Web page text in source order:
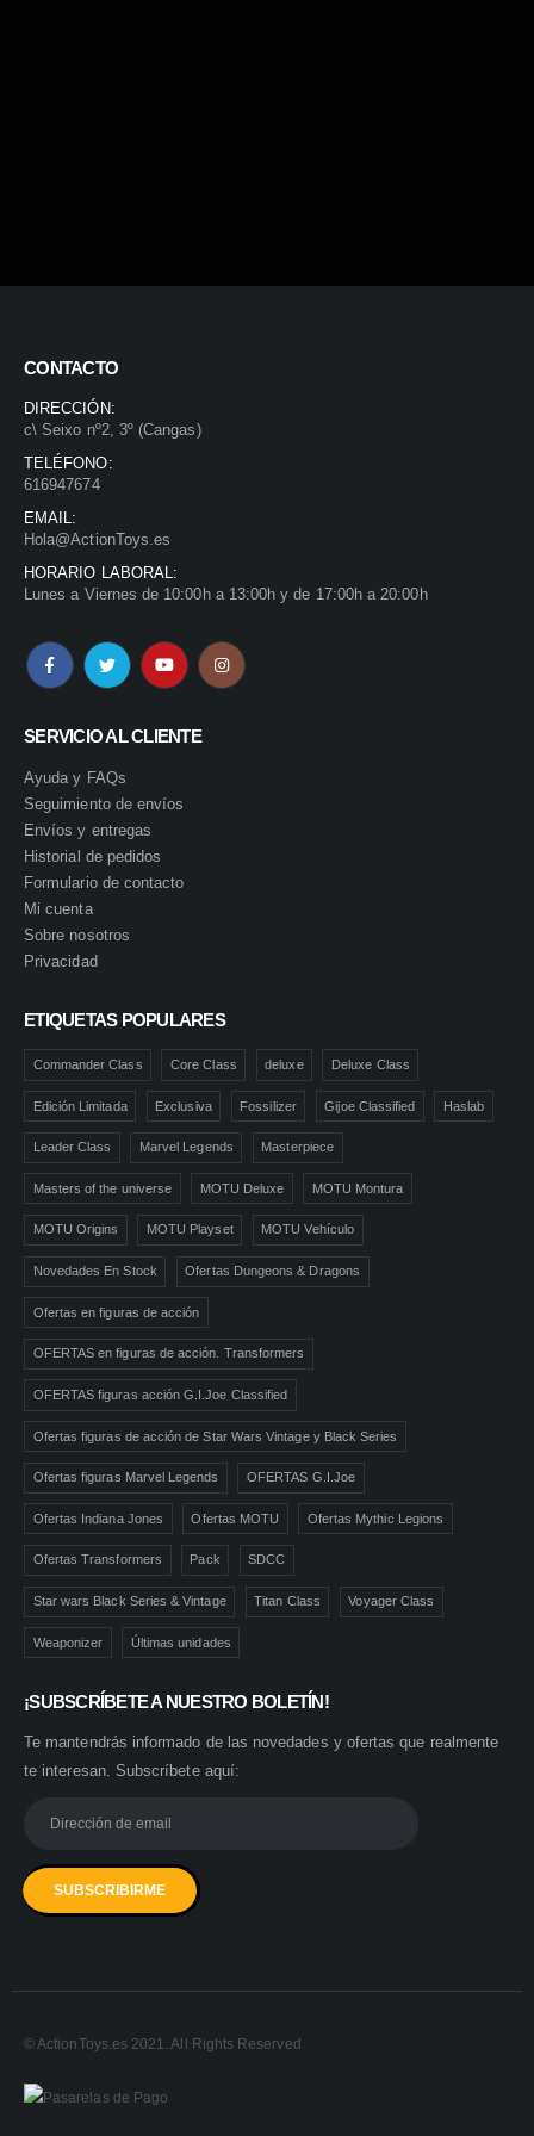
CONTACTO
DIRECCIÓN:
c\ Seixo nº2, 3º (Cangas)
TELÉFONO:
616947674
EMAIL:
Hola@ActionToys.es
HORARIO LABORAL:
Lunes a Viernes de 10:00h a 13:00h y de 17:00h a 20:00h
SERVICIO AL CLIENTE
Ayuda y FAQs
Seguimiento de envíos
Envíos y entregas
Historial de pedidos
Formulario de contacto
Mi cuenta
Sobre nosotros
Privacidad
ETIQUETAS POPULARES
Commander Class Core Class deluxe Deluxe Class
Edición Limitada Exclusiva Fossilizer Gijoe Classified Haslab
Leader Class Marvel Legends Masterpiece
Masters of the universe MOTU Deluxe MOTU Montura
MOTU Origins MOTU Playset MOTU Vehículo
Novedades En Stock Ofertas Dungeons & Dragons
Ofertas en figuras de acción
OFERTAS en figuras de acción. Transformers
OFERTAS figuras acción G.I.Joe Classified
Ofertas figuras de acción de Star Wars Vintage y Black Series
Ofertas figuras Marvel Legends OFERTAS G.I.Joe
Ofertas Indiana Jones Ofertas MOTU Ofertas Mythic Legions
Ofertas Transformers Pack SDCC
Star wars Black Series & Vintage Titan Class Voyager Class
Weaponizer Últimas unidades
¡SUBSCRÍBETE A NUESTRO BOLETÍN!
Te mantendrás informado de las novedades y ofertas que realmente
te interesan. Subscríbete aquí:
© ActionToys.es 2021. All Rights Reserved